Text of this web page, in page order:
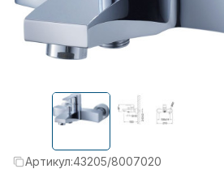
Артикул:43205/8007020